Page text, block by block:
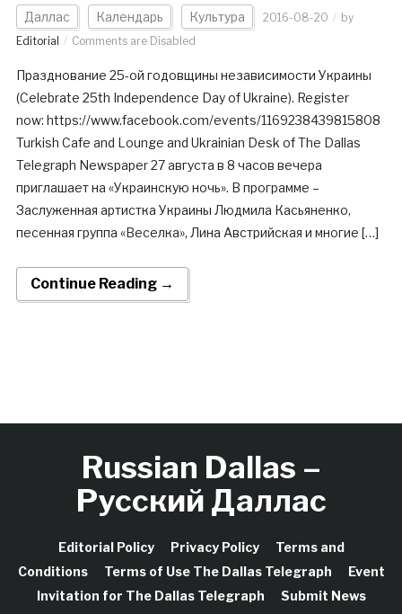
Даллас Календарь Культура 2016-08-20
by
Editorial
Comments are Disabled
Празднование 25-ой годовщины независимости Украины
(Celebrate 25th Independence Day of Ukraine). Register
now: https://www.facebook.com/events/1169238439815808
Turkish Cafe and Lounge and Ukrainian Desk of The Dallas
Telegraph Newspaper 27 августа в 8 часов вечера
приглашает на «Украинскую ночь». В программе –
Заслуженная артистка Украины Людмила Касьяненко,
песенная группа «Веселка», Лина Австрийская и многие […]
Continue Reading →
Russian Dallas –
Русский Даллас
Editorial Policy Privacy Policy
Terms and
Conditions
Terms of Use The Dallas Telegraph
Event
Invitation for The Dallas Telegraph
Submit News